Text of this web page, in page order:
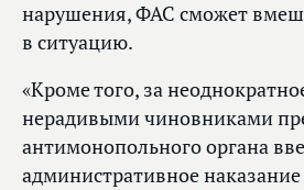
нарушения, ФАС сможет
в ситуацию.
«Кроме того, за
нерадивыми чиновниками
антимонопольного органа
административное